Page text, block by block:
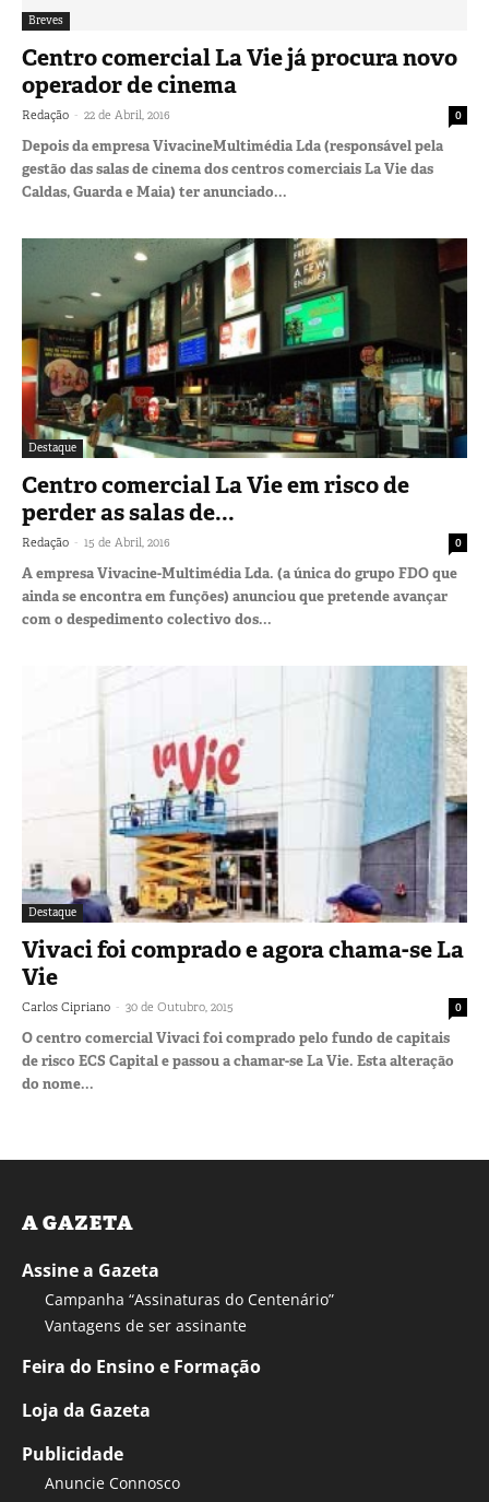
Breves
Centro comercial La Vie já procura novo
operador de cinema
Redação - 22 de Abril, 2016 0
Depois da empresa VivacineMultimédia Lda (responsável pela
gestão das salas de cinema dos centros comerciais La Vie das
Caldas, Guarda e Maia) ter anunciado...
Destaque
Centro comercial La Vie em risco de
perder as salas de...
Redação - 15 de Abril, 2016 0
A empresa Vivacine-Multimédia Lda. (a única do grupo FDO que
ainda se encontra em funções) anunciou que pretende avançar
com o despedimento colectivo dos...
Destaque
Vivaci foi comprado e agora chama-se La
Vie
Carlos Cipriano - 30 de Outubro, 2015 0
O centro comercial Vivaci foi comprado pelo fundo de capitais
de risco ECS Capital e passou a chamar-se La Vie. Esta alteração
do nome...
A GAZETA
Assine a Gazeta
Campanha “Assinaturas do Centenário”
Vantagens de ser assinante
Feira do Ensino e Formação
Loja da Gazeta
Publicidade
Anuncie Connosco